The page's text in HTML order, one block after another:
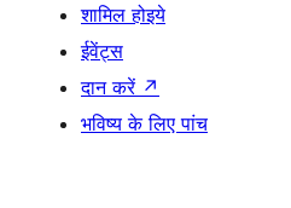
शामिल होइये
ईवेंट्स
दान करें ↗
भविष्य के लिए पांच